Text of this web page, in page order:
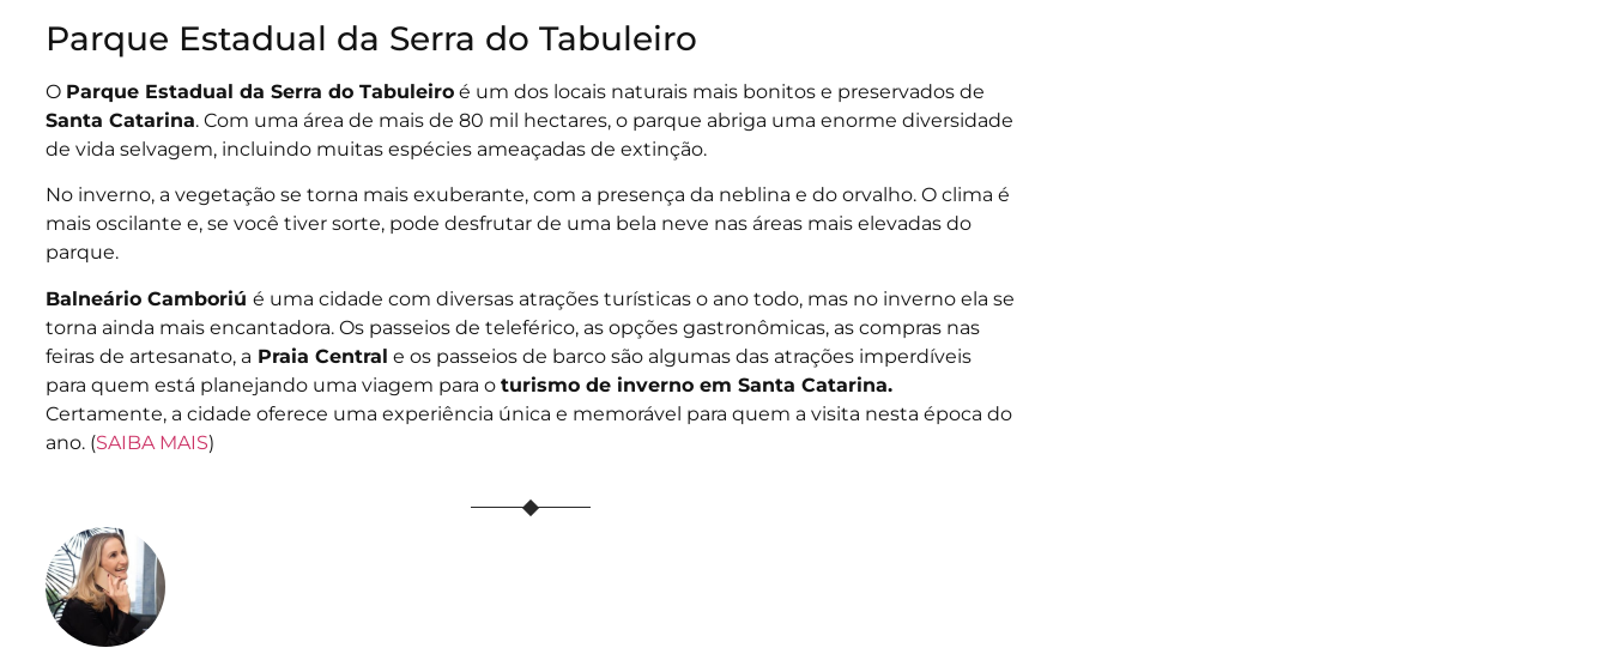
Parque Estadual da Serra do Tabuleiro
O Parque Estadual da Serra do Tabuleiro é um dos locais naturais mais bonitos e preservados de
Santa Catarina. Com uma área de mais de 80 mil hectares, o parque abriga uma enorme diversidade
de vida selvagem, incluindo muitas espécies ameaçadas de extinção.
No inverno, a vegetação se torna mais exuberante, com a presença da neblina e do orvalho. O clima é
mais oscilante e, se você tiver sorte, pode desfrutar de uma bela neve nas áreas mais elevadas do
parque.
Balneário Camboriú é uma cidade com diversas atrações turísticas o ano todo, mas no inverno ela se
torna ainda mais encantadora. Os passeios de teleférico, as opções gastronômicas, as compras nas
feiras de artesanato, a Praia Central e os passeios de barco são algumas das atrações imperdíveis
para quem está planejando uma viagem para o turismo de inverno em Santa Catarina.
Certamente, a cidade oferece uma experiência única e memorável para quem a visita nesta época do
ano. (SAIBA MAIS)